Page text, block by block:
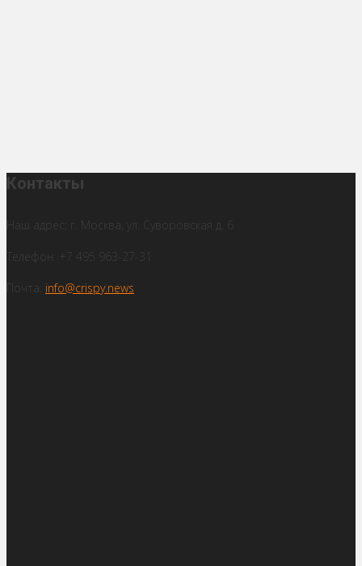
Контакты
Наш адрес: г. Москва, ул. Суворовская д. 6
Телефон: +7 495 963-27-31
Почта: info@crispy.news